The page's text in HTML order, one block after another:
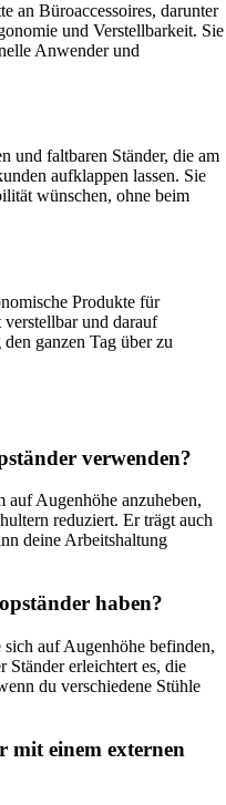
an Büroaccessoires, darunter
und Verstellbarkeit. Sie
Anwender und
und faltbaren Ständer, die am
aufklappen lassen. Sie
wünschen, ohne beim
Produkte für
und darauf
ganzen Tag über zu
verwenden?
Augenhöhe anzuheben,
reduziert. Er trägt auch
deine Arbeitshaltung
haben?
auf Augenhöhe befinden,
Ständer erleichtert es, die
du verschiedene Stühle
mit einem externen